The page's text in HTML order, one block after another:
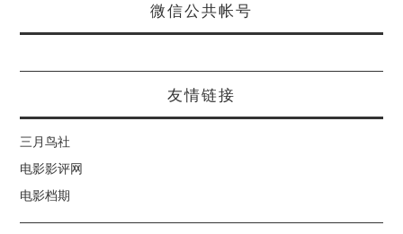
微信公共帐号
友情链接
三月鸟社
电影影评网
电影档期